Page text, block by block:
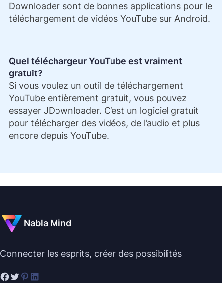
Downloader sont de bonnes applications pour le
téléchargement de vidéos YouTube sur Android.
Quel téléchargeur YouTube est vraiment
gratuit?
Si vous voulez un outil de téléchargement
YouTube entièrement gratuit, vous pouvez
essayer JDownloader. C’est un logiciel gratuit
pour télécharger des vidéos, de l’audio et plus
encore depuis YouTube.
Nabla Mind
Connecter les esprits, créer des possibilités